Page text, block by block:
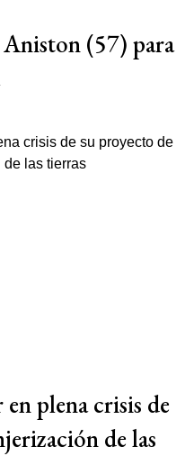
(57) para
plena crisis de
de las